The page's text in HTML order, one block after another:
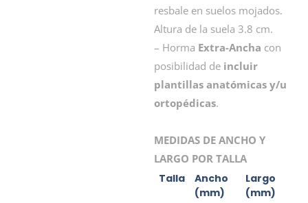
resbale en suelos mojados.
Altura de la suela 3.8 cm.
– Horma Extra-Ancha con
posibilidad de incluir
plantillas anatómicas y/u
ortopédicas.
MEDIDAS DE ANCHO Y
LARGO POR TALLA
Talla
Ancho
(mm)
Largo
(mm)